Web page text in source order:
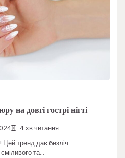
на довгі гострі нігті
4 хв читання
Цей тренд дає безліч
та…